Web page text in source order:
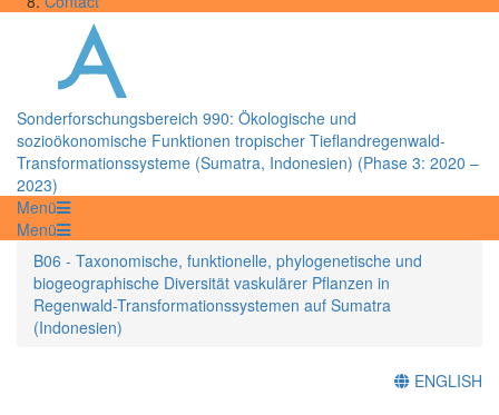
Sonderforschungsbereich 990: Ökologische und
sozioökonomische Funktionen tropischer Tieflandregenwald-
Transformationssysteme (Sumatra, Indonesien) (Phase 3: 2020 –
2023)
Menü
Menü
B06 - Taxonomische, funktionelle, phylogenetische und
biogeographische Diversität vaskulärer Pflanzen in
Regenwald-Transformationssystemen auf Sumatra
(Indonesien)
ENGLISH